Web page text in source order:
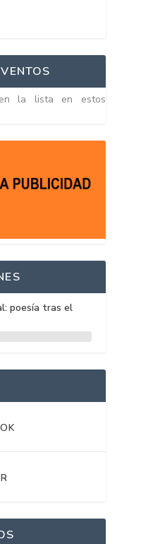
la lista en estos
poesía tras el